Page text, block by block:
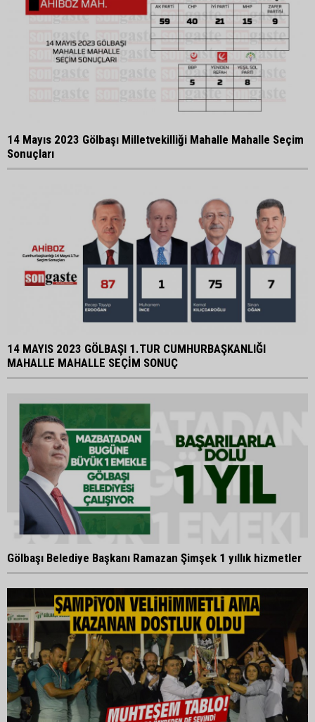
14 Mayıs 2023 Gölbaşı Milletvekilliği Mahalle Mahalle Seçim
Sonuçları
14 MAYIS 2023 GÖLBAŞI 1.TUR CUMHURBAŞKANLIĞI
MAHALLE MAHALLE SEÇİM SONUÇ
Gölbaşı Belediye Başkanı Ramazan Şimşek 1 yıllık hizmetler